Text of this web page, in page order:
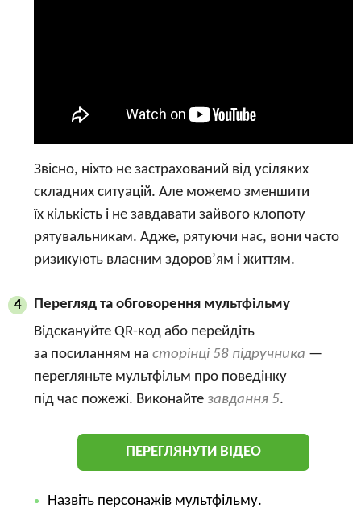
Звісно, ніхто не застрахований від усіляких
складних ситуацій. Але можемо зменшити
їх кількість і не завдавати зайвого клопоту
рятувальникам. Адже, рятуючи нас, вони часто
ризикують власним здоров’ям і життям.
4
Перегляд та обговорення мультфільму
Відскануйте QR-код або перейдіть
за посиланням на сторінці 58 підручника —
перегляньте мультфільм про поведінку
під час пожежі. Виконайте завдання 5.
ПЕРЕГЛЯНУТИ ВІДЕО
Назвіть персонажів мультфільму.